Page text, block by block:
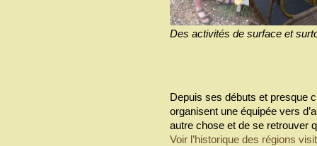
Des activités de surface et
Depuis ses débuts et presque
organisent une équipée vers
autre chose et de se retrouver
Voir l’historique des régions